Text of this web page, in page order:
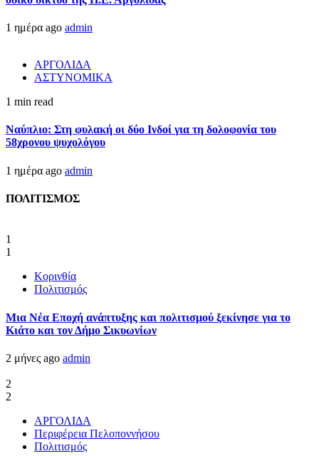
1 ημέρα ago admin
ΑΡΓΟΛΙΔΑ
ΑΣΤΥΝΟΜΙΚΑ
1 min read
Ναύπλιο: Στη φυλακή οι δύο Ινδοί για τη δολοφονία του
58χρονου ψυχολόγου
1 ημέρα ago admin
ΠΟΛΙΤΙΣΜΟΣ
1
1
Κορινθία
Πολιτισμός
Μια Νέα Εποχή ανάπτυξης και πολιτισμού ξεκίνησε για το
Κιάτο και τον Δήμο Σικυωνίων
2 μήνες ago admin
2
2
ΑΡΓΟΛΙΔΑ
Περιφέρεια Πελοποννήσου
Πολιτισμός